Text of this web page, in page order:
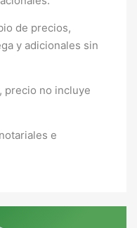
de precios,
y adicionales sin
precio no incluye
e